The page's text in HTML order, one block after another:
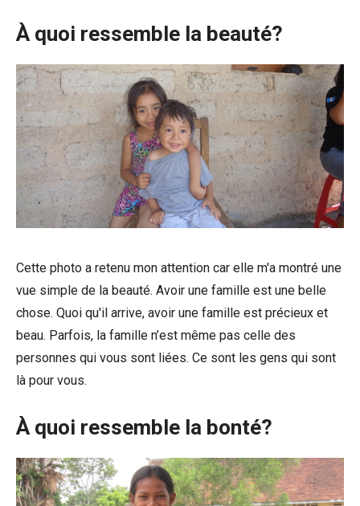
À quoi ressemble la beauté?
Cette photo a retenu mon attention car elle m'a montré une
vue simple de la beauté. Avoir une famille est une belle
chose. Quoi qu'il arrive, avoir une famille est précieux et
beau. Parfois, la famille n’est même pas celle des
personnes qui vous sont liées. Ce sont les gens qui sont
là pour vous.
À quoi ressemble la bonté?